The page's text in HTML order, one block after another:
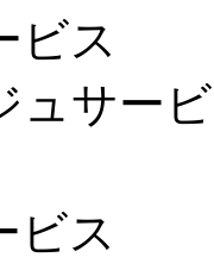
ビス
ュサー
ビス